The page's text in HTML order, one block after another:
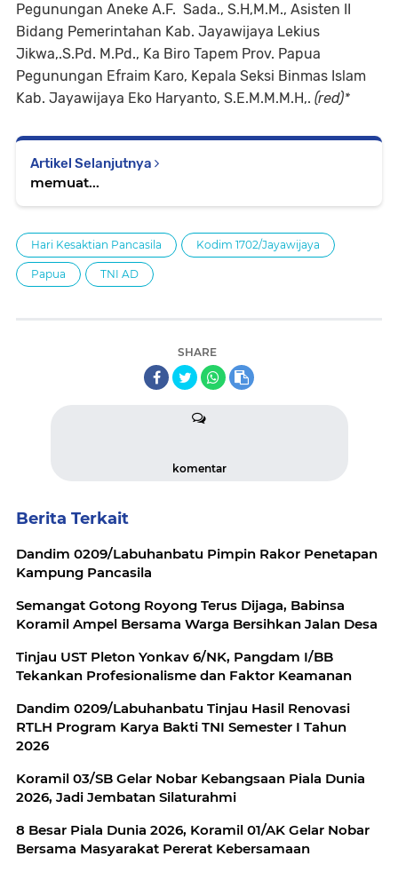
Pegunungan Aneke A.F. Sada., S.H,M.M., Asisten II
Bidang Pemerintahan Kab. Jayawijaya Lekius
Jikwa,.S.Pd. M.Pd., Ka Biro Tapem Prov. Papua
Pegunungan Efraim Karo, Kepala Seksi Binmas Islam
Kab. Jayawijaya Eko Haryanto, S.E.M.M.M.H,. (red)*
Artikel Selanjutnya
memuat...
Hari Kesaktian Pancasila Kodim 1702/Jayawijaya
Papua TNI AD
SHARE
komentar
Berita Terkait
Dandim 0209/Labuhanbatu Pimpin Rakor Penetapan
Kampung Pancasila
Semangat Gotong Royong Terus Dijaga, Babinsa
Koramil Ampel Bersama Warga Bersihkan Jalan Desa
Tinjau UST Pleton Yonkav 6/NK, Pangdam I/BB
Tekankan Profesionalisme dan Faktor Keamanan
Dandim 0209/Labuhanbatu Tinjau Hasil Renovasi
RTLH Program Karya Bakti TNI Semester I Tahun
2026
Koramil 03/SB Gelar Nobar Kebangsaan Piala Dunia
2026, Jadi Jembatan Silaturahmi
8 Besar Piala Dunia 2026, Koramil 01/AK Gelar Nobar
Bersama Masyarakat Pererat Kebersamaan